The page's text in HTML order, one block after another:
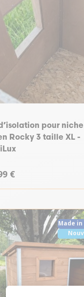
pour
Rocky 3 taille XL -
€
Made in